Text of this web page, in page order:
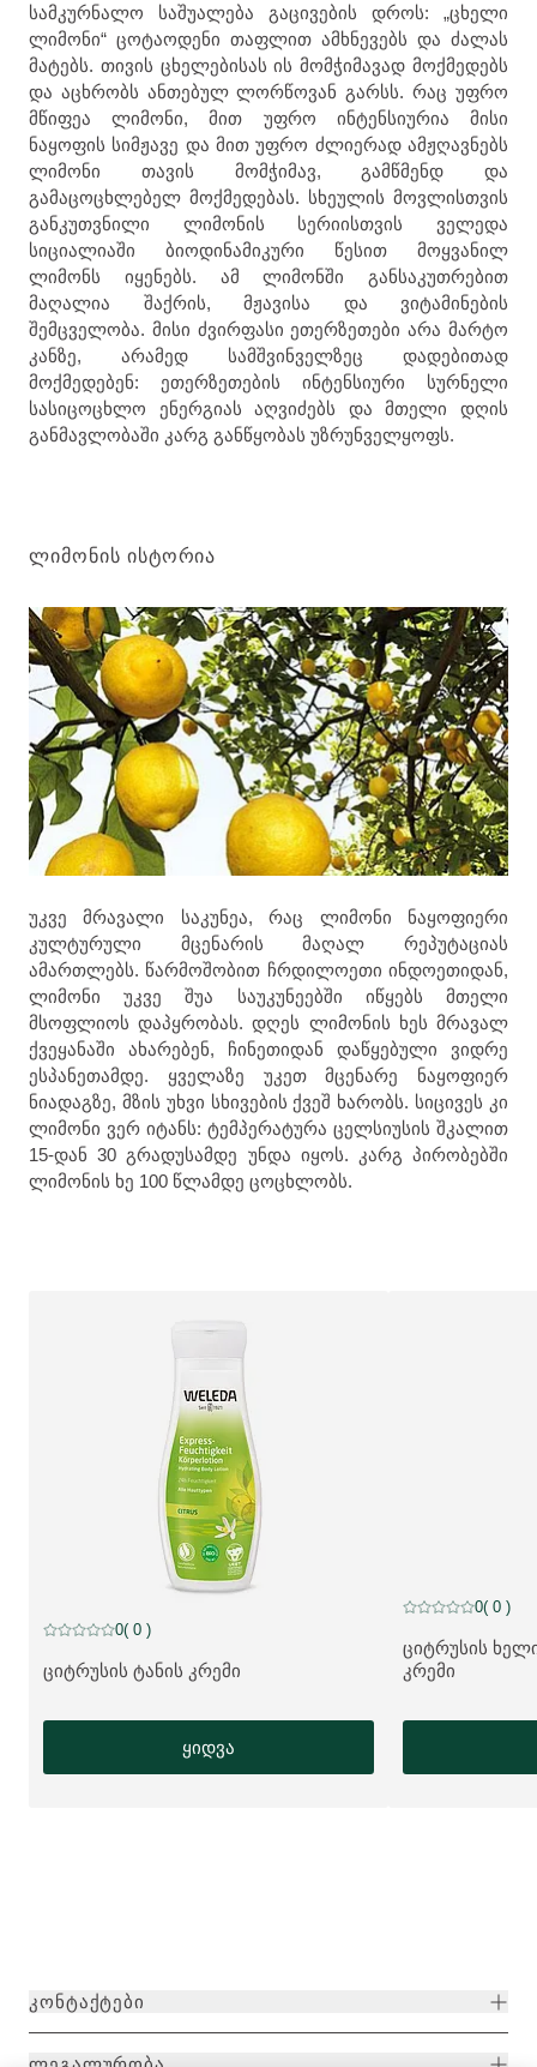
სამკურნალო საშუალება გაცივების დროს: „ცხელი
ლიმონი“ ცოტაოდენი თაფლით ამხნევებს და ძალას
მატებს. თივის ცხელებისას ის მომჭიმავად მოქმედებს
და აცხრობს ანთებულ ლორწოვან გარსს. რაც უფრო
მწიფეა ლიმონი, მით უფრო ინტენსიურია მისი
ნაყოფის სიმჟავე და მით უფრო ძლიერად ამჟღავნებს
ლიმონი თავის მომჭიმავ, გამწმენდ და
გამაცოცხლებელ მოქმედებას. სხეულის მოვლისთვის
განკუთვნილი ლიმონის სერიისთვის ველედა
სიციალიაში ბიოდინამიკური წესით მოყვანილ
ლიმონს იყენებს. ამ ლიმონში განსაკუთრებით
მაღალია შაქრის, მჟავისა და ვიტამინების
შემცველობა. მისი ძვირფასი ეთერზეთები არა მარტო
კანზე, არამედ სამშვინველზეც დადებითად
მოქმედებენ: ეთერზეთების ინტენსიური სურნელი
სასიცოცხლო ენერგიას აღვიძებს და მთელი დღის
განმავლობაში კარგ განწყობას უზრუნველყოფს.
ᲚᲘᲛᲝᲜᲘᲡ ᲘᲡᲢᲝᲠᲘᲐ
უკვე მრავალი საკუნეა, რაც ლიმონი ნაყოფიერი
კულტურული მცენარის მაღალ რეპუტაციას
ამართლებს. წარმოშობით ჩრდილოეთი ინდოეთიდან,
ლიმონი უკვე შუა საუკუნეებში იწყებს მთელი
მსოფლიოს დაპყრობას. დღეს ლიმონის ხეს მრავალ
ქვეყანაში ახარებენ, ჩინეთიდან დაწყებული ვიდრე
ესპანეთამდე. ყველაზე უკეთ მცენარე ნაყოფიერ
ნიადაგზე, მზის უხვი სხივების ქვეშ ხარობს. სიცივეს კი
ლიმონი ვერ იტანს: ტემპერატურა ცელსიუსის შკალით
15-დან 30 გრადუსამდე უნდა იყოს. კარგ პირობებში
ლიმონის ხე 100 წლამდე ცოცხლობს.
ᲛᲔᲢᲘ ᲞᲠᲝᲓᲣᲥᲢᲘ:
ციტრუსის ტანის კრემი
მიმდინარე რეიტინგი: 0 ვარსკვლავი 5-დან შეფასებულია 0
0( 0 )
ყიდვა
ᲛᲔᲢᲘ
ციტრუსის
კრემი
მიმდინარე
0( 0 )
ᲙᲝᲜᲢᲐᲥᲢᲔᲑᲘ